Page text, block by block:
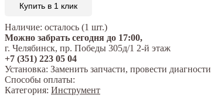
Купить в 1 клик
Наличие: осталось (1 шт.)
Можно забрать сегодня до 17:00,
г. Челябинск, пр. Победы 305д/1 2-й этаж
+7 (351) 223 05 04
Установка: Заменить запчасти, провести
Способы оплаты:
Категория: Инструмент